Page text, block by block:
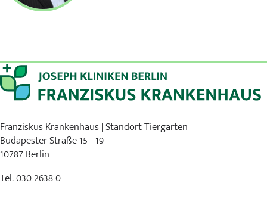
Franziskus Krankenhaus | Standort Tiergarten
Budapester Straße 15 - 19
10787 Berlin
Tel. 030 2638 0